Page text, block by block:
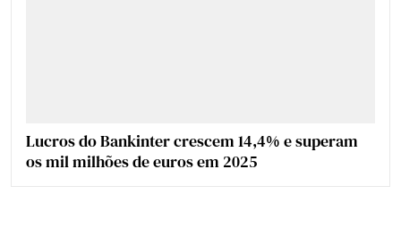
Lucros do Bankinter crescem 14,4% e superam
os mil milhões de euros em 2025